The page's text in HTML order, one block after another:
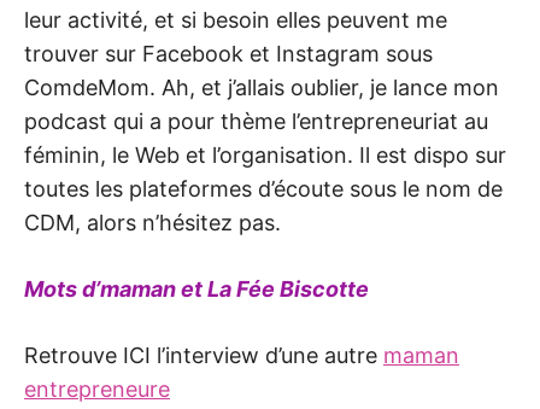
leur activité, et si besoin elles peuvent me
trouver sur Facebook et Instagram sous
ComdeMom. Ah, et j’allais oublier, je lance mon
podcast qui a pour thème l’entrepreneuriat au
féminin, le Web et l’organisation. Il est dispo sur
toutes les plateformes d’écoute sous le nom de
CDM, alors n’hésitez pas.
Mots d’maman et La Fée Biscotte
Retrouve ICI l’interview d’une autre maman
entrepreneure